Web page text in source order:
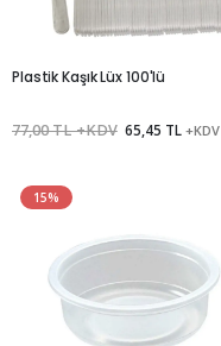
Plastik Kaşık Lüx 100'lü
77,00 TL +KDV 65,45 TL +KDV
15%